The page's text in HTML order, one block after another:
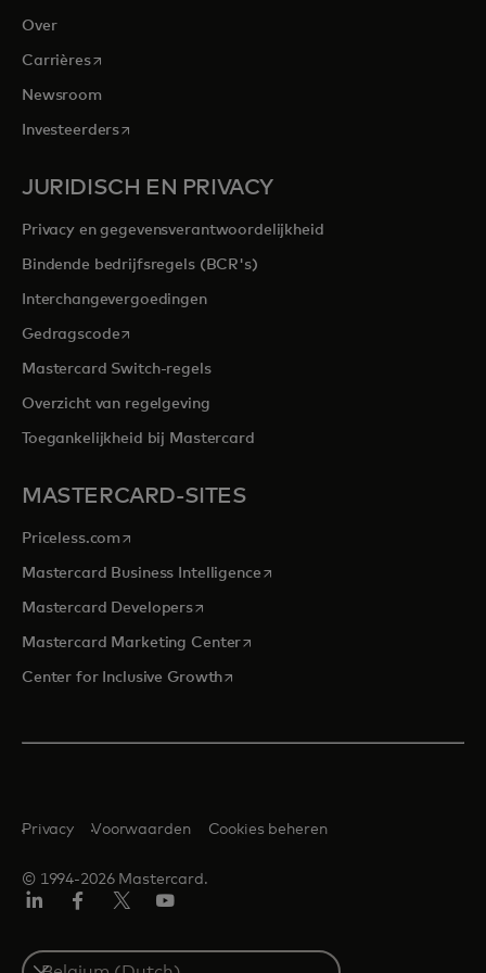
Over
Carrièresopens in a new tab
Newsroom
Investeerdersopens in a new tab
JURIDISCH EN PRIVACY
Privacy en gegevensverantwoordelijkheid
Bindende bedrijfsregels (BCR's)
Interchangevergoedingen
Gedragscodeopens in a new tab
Mastercard Switch-regels
Overzicht van regelgeving
Toegankelijkheid bij Mastercard
MASTERCARD-SITES
Priceless.com opens in a new tab
Mastercard Business Intelligenceopens in a new tab
Mastercard Developersopens in a new tab
Mastercard Marketing Centeropens in a new tab
Center for Inclusive Growthopens in a new tab
© 1994-2026 Mastercard.
Privacy Voorwaarden Cookies beheren
Select